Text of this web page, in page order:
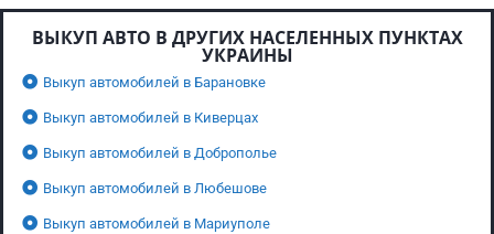
ВЫКУП АВТО В ДРУГИХ НАСЕЛЕННЫХ ПУНКТАХ
УКРАИНЫ
Выкуп автомобилей в Барановке
Выкуп автомобилей в Киверцах
Выкуп автомобилей в Доброполье
Выкуп автомобилей в Любешове
Выкуп автомобилей в Мариуполе